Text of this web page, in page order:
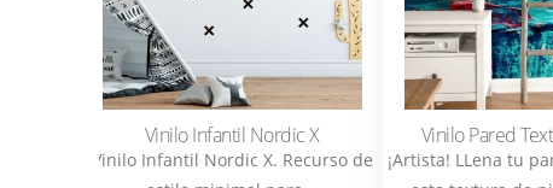
Vinilo Infantil Nordic X
Vinilo Infantil Nordic X. Recurso de
Vinilo Pared
¡Artista! LLena tu